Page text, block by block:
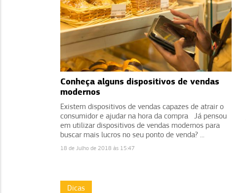
Conheça alguns dispositivos de vendas
modernos
Existem dispositivos de vendas capazes de atrair o
consumidor e ajudar na hora da compra Já pensou
em utilizar dispositivos de vendas modernos para
buscar mais lucros no seu ponto de venda? ...
18 de Julho de 2018 às 15:47
Dicas